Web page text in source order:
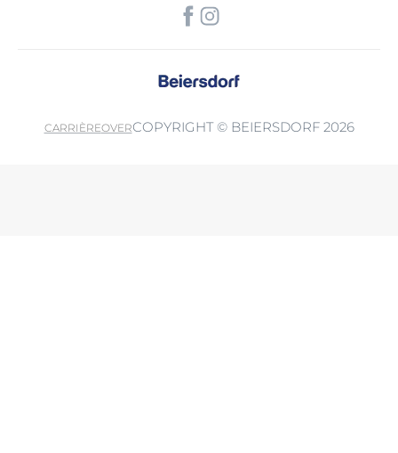
CARRIÈREOVERCOPYRIGHT © BEIERSDORF 2026